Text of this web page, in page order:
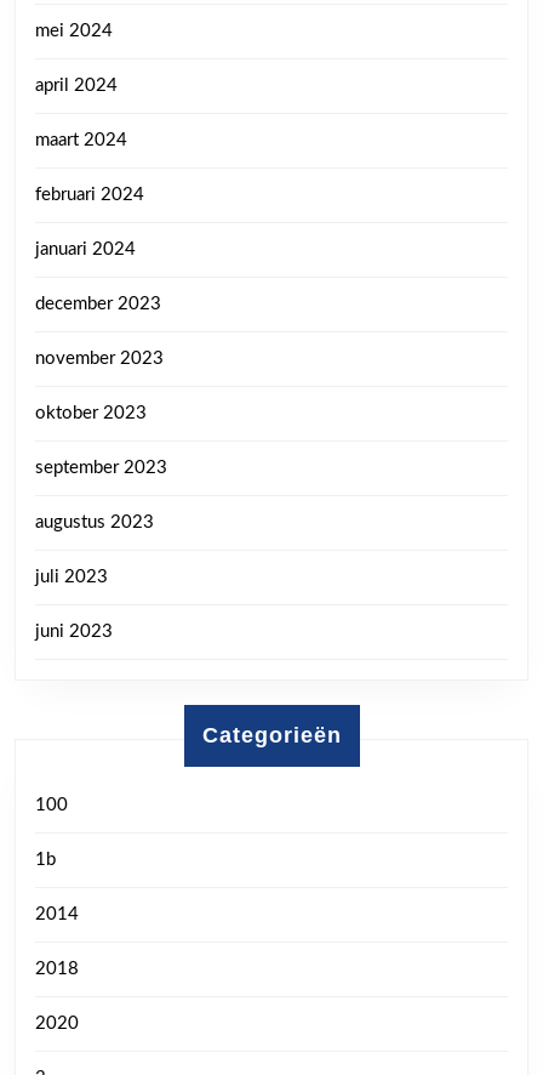
mei 2024
april 2024
maart 2024
februari 2024
januari 2024
december 2023
november 2023
oktober 2023
september 2023
augustus 2023
juli 2023
juni 2023
Categorieën
100
1b
2014
2018
2020